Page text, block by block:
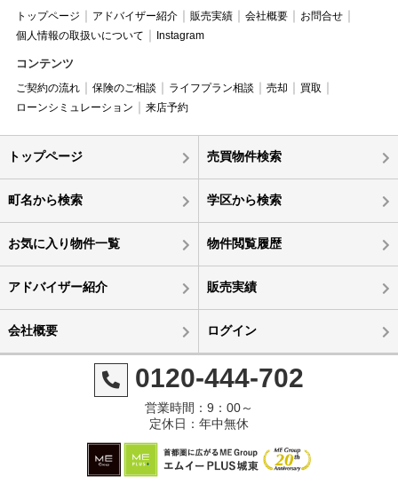
トップページ アドバイザー紹介 販売実績 会社概要
お問合せ
個人情報の取扱いについて
Instagram
コンテンツ
ご契約の流れ 保険のご相談 ライフプラン相談 売却
買取
ローンシミュレーション
来店予約
トップページ 売買物件検索
町名から検索 学区から検索
お気に入り物件一覧 物件閲覧履歴
アドバイザー紹介 販売実績
会社概要 ログイン
0120-444-702
営業時間：9：00～
定休日：年中無休